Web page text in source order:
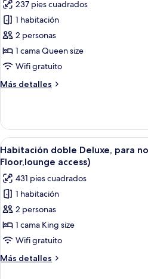
size,
para
no
fumadores
fotos
de
Habitación
doble,
para
no
fumadores
Building,
JULY,2025
Renewal)
237 pies cuadrados
1 habitación
2 personas
1 cama Queen size
Wifi gratuito
Más detalles
Más
doble,
para
no
fumadores
Building,
JULY,2025
Renewal)
Abrir
todas
las
fotos
de
Habitación
doble
Deluxe,
para
no
7
Habitación doble Deluxe, para
Floor,lounge access)
431 pies cuadrados
1 habitación
2 personas
1 cama King size
Wifi gratuito
Más detalles
Más